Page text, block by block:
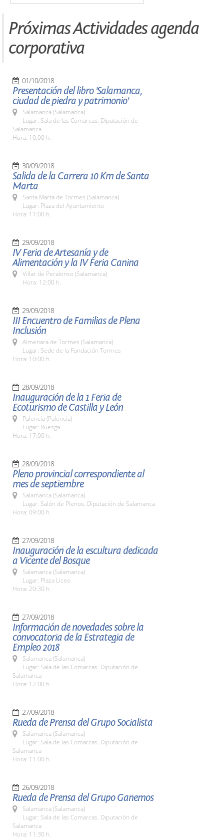
Próximas Actividades agenda
corporativa
01/10/2018
Presentación del libro 'Salamanca,
ciudad de piedra y patrimonio'
Salamanca (Salamanca)
Lugar: Sala de las Comarcas. Diputación de
Salamanca
Hora: 10:00 h.
30/09/2018
Salida de la Carrera 10 Km de Santa
Marta
Santa Marta de Tormes (Salamanca)
Lugar: Plaza del Ayuntamiento
Hora: 11:00 h.
29/09/2018
IV Feria de Artesanía y de
Alimentación y la IV Feria Canina
Villar de Peralonso (Salamanca)
Hora: 12:00 h.
29/09/2018
III Encuentro de Familias de Plena
Inclusión
Almenara de Tormes (Salamanca)
Lugar: Sede de la Fundación Tormes
Hora: 10:00 h.
28/09/2018
Inauguración de la 1 Feria de
Ecoturismo de Castilla y León
Palencia (Palencia)
Lugar: Ruesga
Hora: 17:00 h.
28/09/2018
Pleno provincial correspondiente al
mes de septiembre
Salamanca (Salamanca)
Lugar: Salón de Plenos. Diputación de Salamanca
Hora: 09:00 h.
27/09/2018
Inauguración de la escultura dedicada
a Vicente del Bosque
Salamanca (Salamanca)
Lugar: Plaza Liceo
Hora: 20:30 h.
27/09/2018
Información de novedades sobre la
convocatoria de la Estrategia de
Empleo 2018
Salamanca (Salamanca)
Lugar: Sala de las Comarcas. Diputación de
Salamanca
Hora: 12.00 h.
27/09/2018
Rueda de Prensa del Grupo Socialista
Salamanca (Salamanca)
Lugar: Sala de las Comarcas. Diputación de
Salamanca
Hora: 11.00 h.
26/09/2018
Rueda de Prensa del Grupo Ganemos
Salamanca (Salamanca)
Lugar: Sala de las Comarcas. Diputación de
Salamanca
Hora: 11:30 h.